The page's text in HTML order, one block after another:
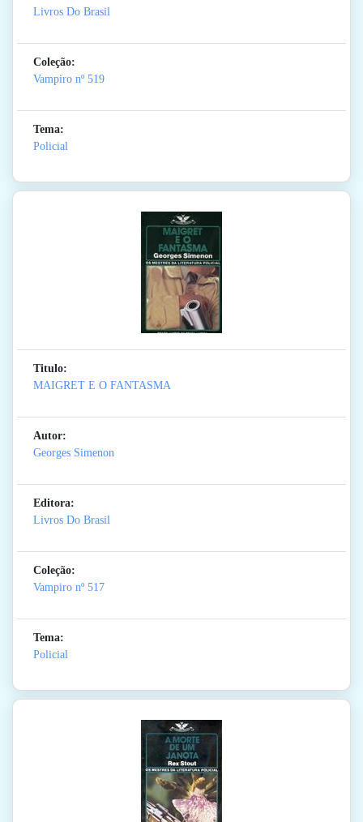
Livros Do Brasil
Coleção:
Vampiro nº 519
Tema:
Policial
Titulo:
MAIGRET E O FANTASMA
Autor:
Georges Simenon
Editora:
Livros Do Brasil
Coleção:
Vampiro nº 517
Tema:
Policial